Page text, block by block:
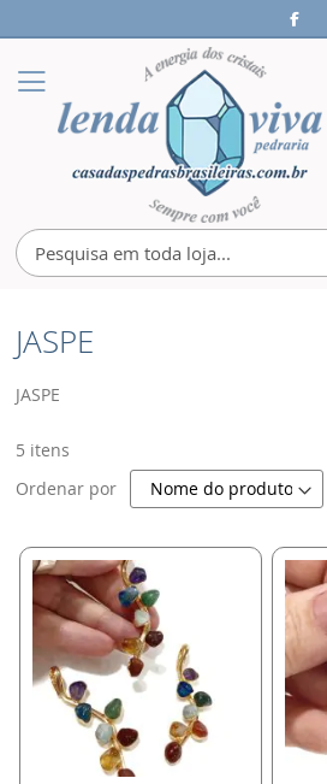
Nav
JASPE
JASPE
5 itens
Ordenar por